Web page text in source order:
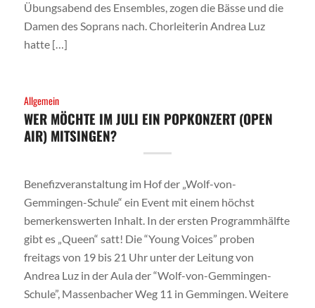
Übungsabend des Ensembles, zogen die Bässe und die
Damen des Soprans nach. Chorleiterin Andrea Luz
hatte […]
Allgemein
WER MÖCHTE IM JULI EIN POPKONZERT (OPEN
AIR) MITSINGEN?
Benefizveranstaltung im Hof der „Wolf-von-
Gemmingen-Schule“ ein Event mit einem höchst
bemerkenswerten Inhalt. In der ersten Programmhälfte
gibt es „Queen“ satt! Die “Young Voices” proben
freitags von 19 bis 21 Uhr unter der Leitung von
Andrea Luz in der Aula der “Wolf-von-Gemmingen-
Schule”, Massenbacher Weg 11 in Gemmingen. Weitere